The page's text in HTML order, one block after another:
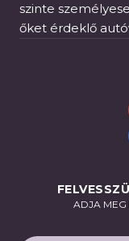
szinte
őket érdeklő
ADJA MEG